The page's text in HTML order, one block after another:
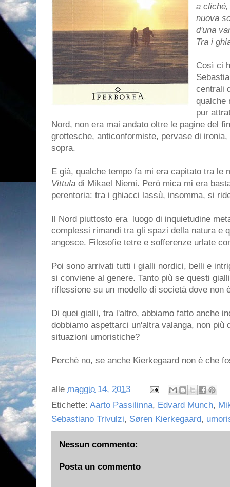
a
nuova
d'una
Tra i
Così ci
centrali
qualche
pur
Nord, non era mai andato oltre le pagine del
grottesche, anticonformiste, pervase di
sopra.
E già, qualche tempo fa mi era capitato tra le
Vittula di Mikael Niemi. Però mica mi era
perentoria: tra i ghiacci lassù, insomma, si
Il Nord piuttosto era luogo di inquietudine
complessi rimandi tra gli spazi della natura e
angosce. Filosofie tetre e sofferenze urlate
Poi sono arrivati tutti i gialli nordici, belli e
si conviene al genere. Tanto più se questi
riflessione su un modello di società dove non
Di quei gialli, tra l'altro, abbiamo fatto anche
dobbiamo aspettarci un'altra valanga, non più
situazioni umoristiche?
Perchè no, se anche Kierkegaard non è che
alle maggio 14, 2013
Etichette: Aarto Passilinna, Edvard Munch,
Sebastiano Trivulzi, Søren Kierkegaard,
Nessun commento:
Posta un commento